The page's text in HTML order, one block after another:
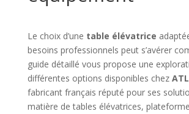
Le choix d’une table élévatrice
besoins professionnels peut s’avérer
guide détaillé vous propose une
différentes options disponibles chez
fabricant français réputé pour ses
matière de tables élévatrices,